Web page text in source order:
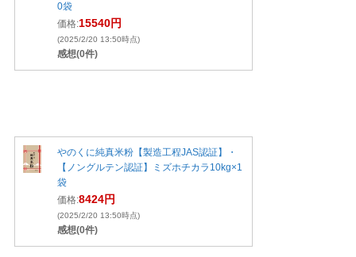
0袋
価格:15540円
(2025/2/20 13:50時点)
感想(0件)
やのくに純真米粉【製造工程JAS認証】・
【ノングルテン認証】ミズホチカラ10kg×1
袋
価格:8424円
(2025/2/20 13:50時点)
感想(0件)